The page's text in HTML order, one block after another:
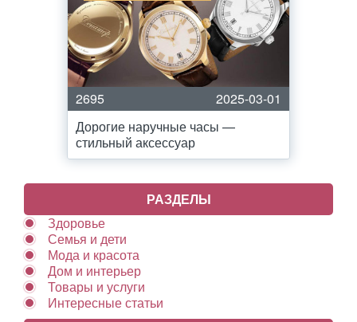
2695
2025-03-01
Дорогие наручные часы —
стильный аксессуар
РАЗДЕЛЫ
Здоровье
Семья и дети
Мода и красота
Дом и интерьер
Товары и услуги
Интересные статьи